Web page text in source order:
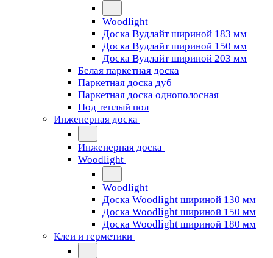
Woodlight
Доска Вудлайт шириной 183 мм
Доска Вудлайт шириной 150 мм
Доска Вудлайт шириной 203 мм
Белая паркетная доска
Паркетная доска дуб
Паркетная доска однополосная
Под теплый пол
Инженерная доска
Инженерная доска
Woodlight
Woodlight
Доска Woodlight шириной 130 мм
Доска Woodlight шириной 150 мм
Доска Woodlight шириной 180 мм
Клеи и герметики